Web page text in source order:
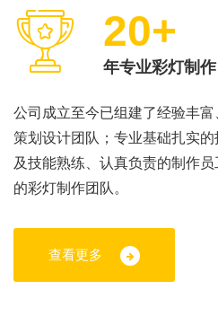
20+
年专业彩灯制作
公司成立至今已组建了经验丰
策划设计团队；专业基础扎实的
及技能熟练、认真负责的制作
的彩灯制作团队。
查看更多